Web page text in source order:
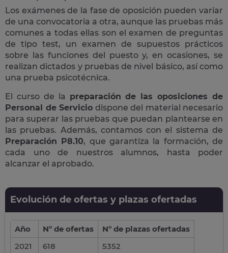
Los exámenes de la fase de oposición pueden variar
de una convocatoria a otra, aunque las pruebas más
comunes a todas ellas son el examen de preguntas
de tipo test, un examen de supuestos prácticos
sobre las funciones del puesto y, en ocasiones, se
realizan dictados y pruebas de nivel básico, así como
una prueba psicotécnica.
El curso de la preparación de las oposiciones de
Personal de Servicio dispone del material necesario
para superar las pruebas que puedan plantearse en
las pruebas. Además, contamos con el sistema de
Preparación P8.10, que garantiza la formación, de
cada uno de nuestros alumnos, hasta poder
alcanzar el aprobado.
Evolución de ofertas y plazas ofertadas
Año Nº de ofertas
Nº de plazas ofertadas
2021
618 5352